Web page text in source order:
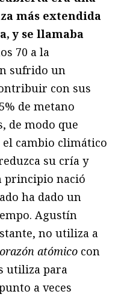
más extendida
y se llamaba
70 a la
sufrido un
con sus
de metano
de modo que
cambio climático
su cría y
principio nació
ha dado un
Agustín
no utiliza a
atómico con
utiliza para
a veces